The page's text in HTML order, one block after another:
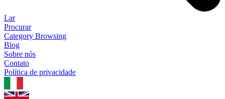
Lar
Procurar
Category Browsing
Blog
Sobre nós
Contato
Política de privacidade